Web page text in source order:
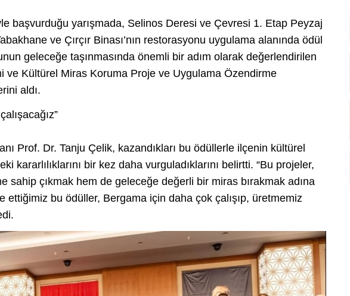
başvurduğu yarışmada, Selinos Deresi ve Çevresi 1. Etap Peyzaj
ve Çırçır Binası’nın restorasyonu uygulama alanında ödül
geleceğe taşınmasında önemli bir adım olarak değerlendirilen
ve Kültürel Miras Koruma Proje ve Uygulama Özendirme
aldı.
Prof. Dr. Tanju Çelik, kazandıkları bu ödüllerle ilçenin kültürel
kararlılıklarını bir kez daha vurguladıklarını belirtti. “Bu projeler,
sahip çıkmak hem de geleceğe değerli bir miras bırakmak adına
ettiğimiz bu ödüller, Bergama için daha çok çalışıp, üretmemiz